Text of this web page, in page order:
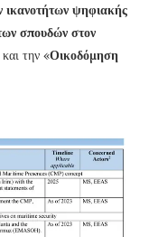
ψηφιακής
σπουδών στον
την «Οικοδόμηση